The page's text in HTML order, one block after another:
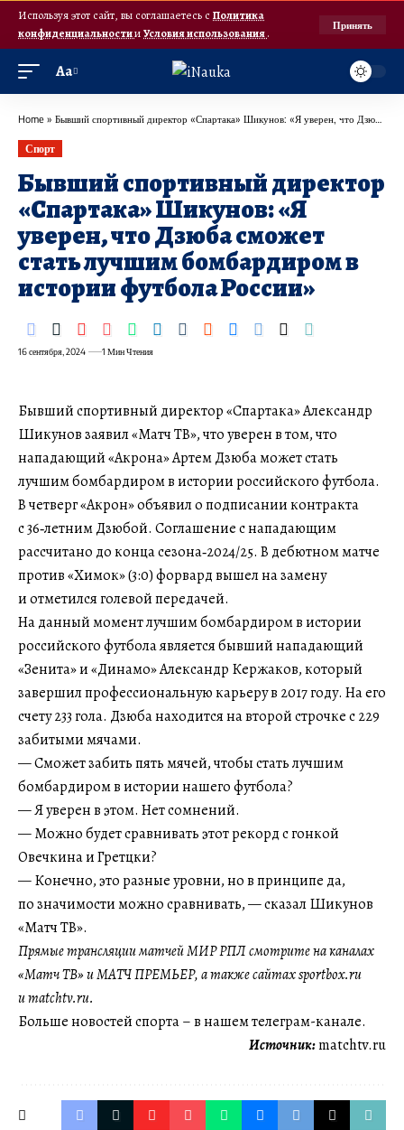
Используя этот сайт, вы соглашаетесь с Политика
конфиденциальностииУсловия использования.
Принять
Аа
Home » Бывший спортивный директор «Спартака» Шикунов: «Я уверен, что Дзюба сможет стать лучшим бомбардиром в истории футбола России»
Спорт
Бывший спортивный директор
«Спартака» Шикунов: «Я
уверен, что Дзюба сможет
стать лучшим бомбардиром в
истории футбола России»
16 сентября, 2024 1 Мин Чтения
Бывший спортивный директор «Спартака» Александр
Шикунов заявил «Матч ТВ», что уверен в том, что
нападающий «Акрона» Артем Дзюба может стать
лучшим бомбардиром в истории российского футбола.
В четверг «Акрон» объявил о подписании контракта
с 36‑летним Дзюбой. Соглашение с нападающим
рассчитано до конца сезона‑2024/25. В дебютном матче
против «Химок» (3:0) форвард вышел на замену
и отметился голевой передачей.
На данный момент лучшим бомбардиром в истории
российского футбола является бывший нападающий
«Зенита» и «Динамо» Александр Кержаков, который
завершил профессиональную карьеру в 2017 году. На его
счету 233 гола. Дзюба находится на второй строчке с 229
забитыми мячами.
— Сможет забить пять мячей, чтобы стать лучшим
бомбардиром в истории нашего футбола?
— Я уверен в этом. Нет сомнений.
— Можно будет сравнивать этот рекорд с гонкой
Овечкина и Гретцки?
— Конечно, это разные уровни, но в принципе да,
по значимости можно сравнивать, — сказал Шикунов
«Матч ТВ».
Прямые трансляции матчей МИР РПЛ смотрите на каналах
«Матч ТВ» и МАТЧ ПРЕМЬЕР, а также сайтах sportbox.ru
и matchtv.ru.
Больше новостей спорта – в нашем телеграм-канале.
Источник:matchtv.ru